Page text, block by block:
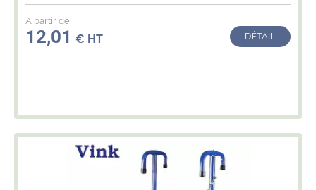
A partir de
12,01 € HT DÉTAIL